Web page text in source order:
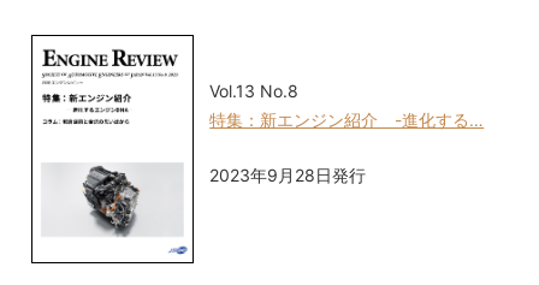
Vol.13 No.8
特集：新エンジン紹介 -進化する…
2023年9月28日発行